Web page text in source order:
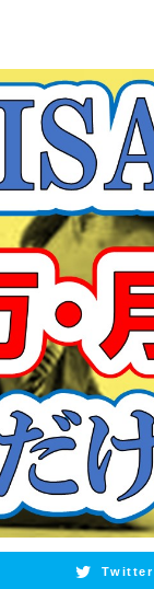
Twitter